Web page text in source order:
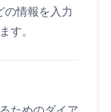
の情報を入力
す。